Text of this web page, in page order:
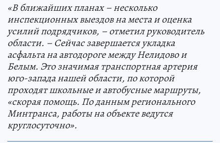
«В ближайших планах – несколько
инспекционных выездов на места и оценка
усилий подрядчиков, – отметил руководитель
области. – Сейчас завершается укладка
асфальта на автодороге между Нелидово и
Белым. Это значимая транспортная артерия
юго-запада нашей области, по которой
проходят школьные и автобусные маршруты,
«скорая помощь. По данным регионального
Минтранса, работы на объекте ведутся
круглосуточно».